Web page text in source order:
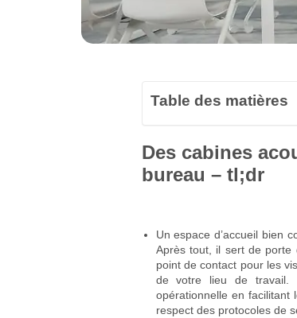
Table des matières
Des cabines
bureau – tl;dr
Un espace d’accueil bien
Après tout, il sert de porte
point de contact pour les
de votre lieu de travail.
opérationnelle en facilitant
respect des protocoles de